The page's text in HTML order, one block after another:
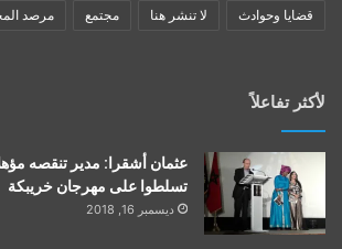
قضايا وحوادث لا تنشر هنا مجتمع مرصد
لأكثر تفاعلاً
عثمان أشقرا: مدير تنقصه
تسلطوا على مهرجان خريبكة
ديسمبر 16, 2018